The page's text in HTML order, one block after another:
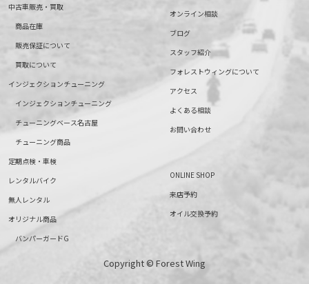
中古車販売・買取
商品在庫
販売保証について
買取について
インジェクションチューニング
インジェクションチューニング
チューニングベース名古屋
チューニング商品
定期点検・車検
レンタルバイク
無人レンタル
オリジナル商品
バンパーガードG
オンライン相談
ブログ
スタッフ紹介
フォレストウィングについて
アクセス
よくある相談
お問い合わせ
ONLINE SHOP
来店予約
オイル交換予約
Copyright © Forest Wing